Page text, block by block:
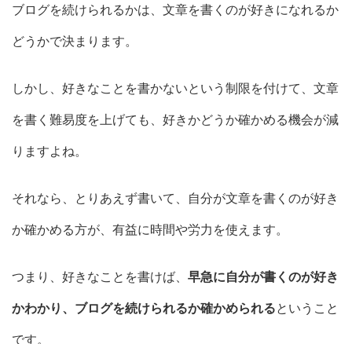
ブログを続けられるかは、文章を書くのが好きになれるか
どうかで決まります。
しかし、好きなことを書かないという制限を付けて、文章
を書く難易度を上げても、好きかどうか確かめる機会が減
りますよね。
それなら、とりあえず書いて、自分が文章を書くのが好き
か確かめる方が、有益に時間や労力を使えます。
つまり、好きなことを書けば、 早急に自分が書くのが好き
かわかり、ブログを続けられるか確かめられるということ
です。